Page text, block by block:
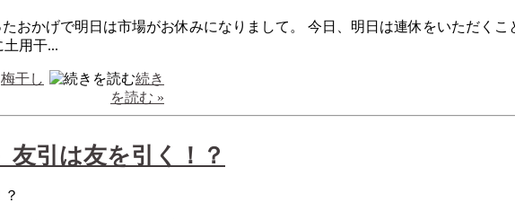
おかげで明日は市場がお休みになりまして。 今日、明日は連休をいただく
土用干...
梅干し
続き
を読む »
引は友を引く！？